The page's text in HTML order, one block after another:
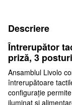
Descriere
Întrerupător
priză, 3 posturi
Ansamblul Livolo
întrerupătoare
configurație
iluminat și